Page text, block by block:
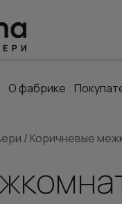
О фабрике
/ Коричневые